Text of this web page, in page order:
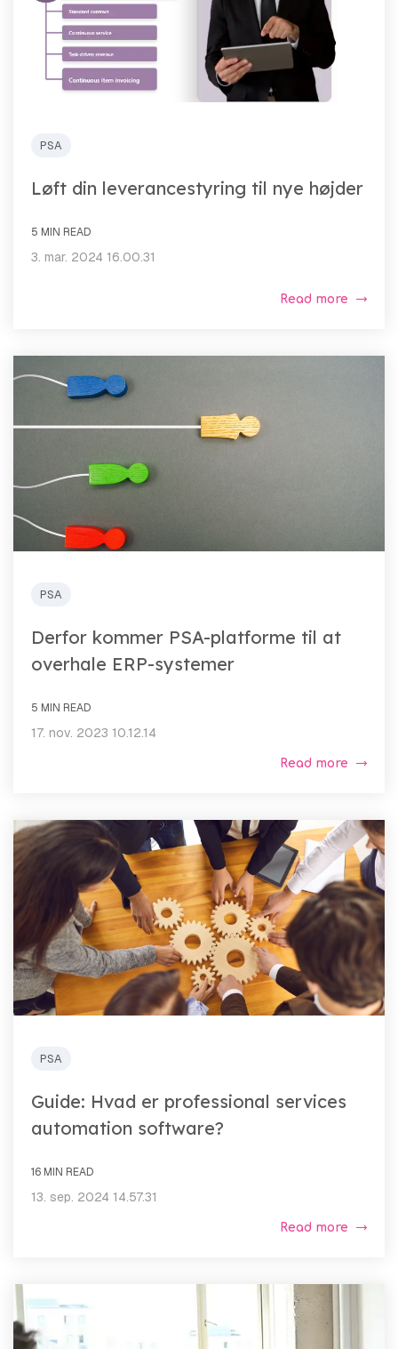
PSA
Løft din leverancestyring til nye højder
5 MIN READ
3. mar. 2024 16.00.31
Read more
PSA
Derfor kommer PSA-platforme til at
overhale ERP-systemer
5 MIN READ
17. nov. 2023 10.12.14
Read more
PSA
Guide: Hvad er professional services
automation software?
16 MIN READ
13. sep. 2024 14.57.31
Read more